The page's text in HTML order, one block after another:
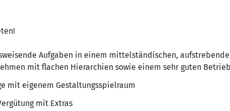
Aufgaben in einem mittelständischen,
mit flachen Hierarchien sowie einem sehr guten
mit eigenem Gestaltungsspielraum
mit Extras